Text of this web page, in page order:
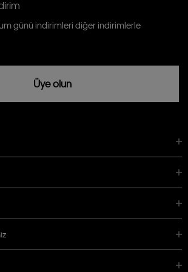
okuduğumu kabul ediyorum.
kişisel verilerimin yurtdışına aktarılmasına açık
günü indirimleri diğer indirimlerle
Üye olun